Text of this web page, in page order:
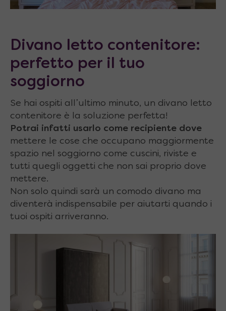
Divano letto contenitore:
perfetto per il tuo
soggiorno
Se hai ospiti all’ultimo minuto, un divano letto
contenitore è la soluzione perfetta!
Potrai infatti usarlo come recipiente dove
mettere le cose che occupano maggiormente
spazio nel soggiorno come cuscini, riviste e
tutti quegli oggetti che non sai proprio dove
mettere.
Non solo quindi sarà un comodo divano ma
diventerà indispensabile per aiutarti quando i
tuoi ospiti arriveranno.